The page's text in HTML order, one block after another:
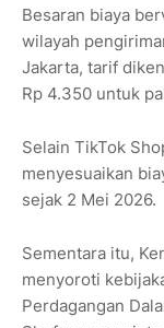
Besaran biaya
wilayah
Jakarta, tarif
Rp 4.350 untuk
Selain TikTok
menyesuaikan
sejak 2 Mei 2026.
Sementara itu,
menyoroti
Perdagangan